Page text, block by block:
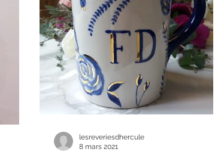
lesreveriesdhercule
8 mars 2021